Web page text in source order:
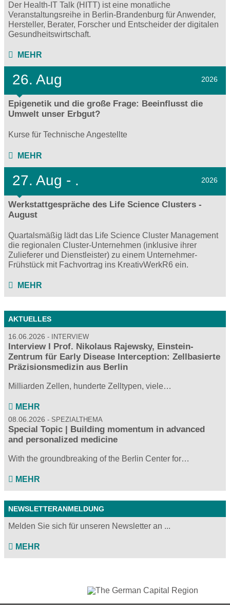
Der Health-IT Talk (HITT) ist eine monatliche
Veranstaltungsreihe in Berlin-Brandenburg für Anwender,
Hersteller, Berater, Forscher und Entscheider der digitalen
Gesundheitswirtschaft.
MEHR
26. Aug 2026
Epigenetik und die große Frage: Beeinflusst die
Umwelt unser Erbgut?
Kurse für Technische Angestellte
MEHR
27. Aug - . 2026
Werkstattgespräche des Life Science Clusters -
August
Quartalsmäßig lädt das Life Science Cluster Management
die regionalen Cluster-Unternehmen (inklusive ihrer
Zulieferer und Dienstleister) zu einem Unternehmer-
Frühstück mit Fachvortrag ins KreativWerkR6 ein.
MEHR
AKTUELLES
16.06.2026 INTERVIEW
Interview I Prof. Nikolaus Rajewsky, Einstein-
Zentrum für Early Disease Interception: Zellbasierte
Präzisionsmedizin aus Berlin
Milliarden Zellen, hunderte Zelltypen, viele…
MEHR
08.06.2026 SPEZIALTHEMA
Special Topic | Building momentum in advanced
and personalized medicine
With the groundbreaking of the Berlin Center for…
MEHR
NEWSLETTERANMELDUNG
Melden Sie sich für unseren Newsletter an ...
MEHR